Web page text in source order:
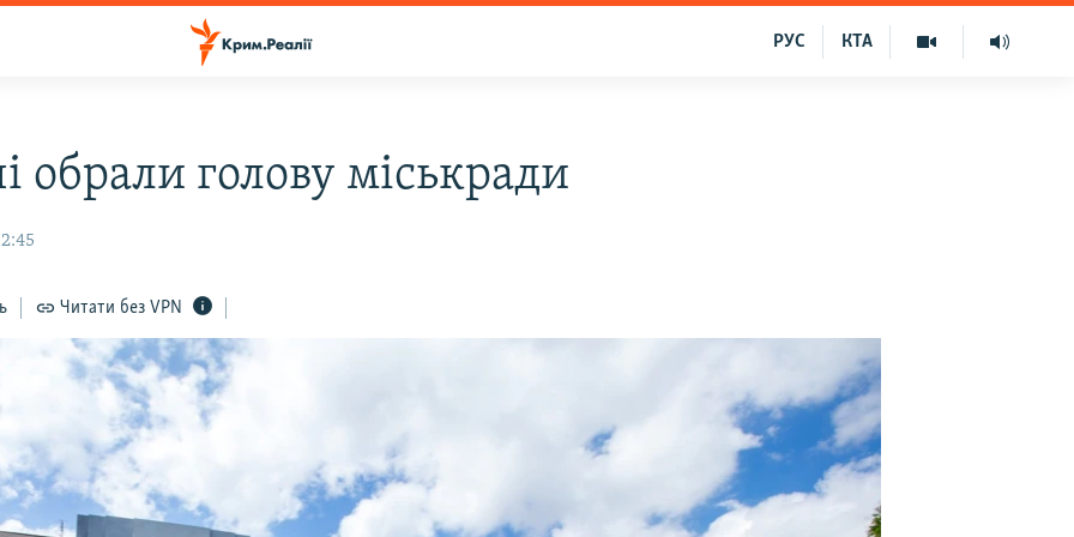
КТА
РУС
обрали голову міськради
Читати без VPN